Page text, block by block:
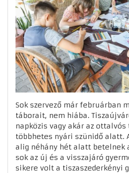
Sok szervező már februárban
táborait, nem hiába.
napközis vagy akár az ottalvós
többhetes nyári szünidő alatt.
alig néhány hét alatt betelnek
sok az új és a visszajáró
sikere volt a tiszaszederkényi